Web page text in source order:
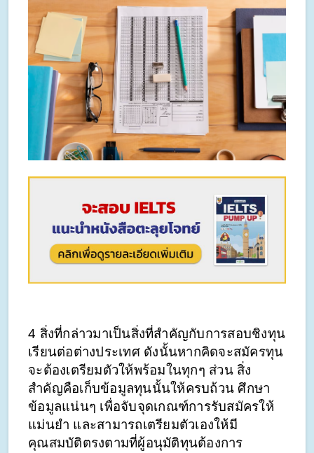
4 สิ่งที่กล่าวมาเป็นสิ่งที่สำคัญกับการสอบชิงทุน
เรียนต่อต่างประเทศ ดังนั้นหากคิดจะสมัครทุน
จะต้องเตรียมตัวให้พร้อมในทุกๆ ส่วน สิ่ง
สำคัญคือเก็บข้อมูลทุนนั้นให้ครบถ้วน ศึกษา
ข้อมูลแน่นๆ เพื่อจับจุดเกณฑ์การรับสมัครให้
แม่นยำ และสามารถเตรียมตัวเองให้มี
คุณสมบัติตรงตามที่ผู้อนุมัติทุนต้องการ